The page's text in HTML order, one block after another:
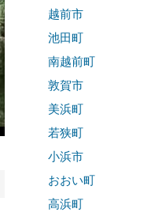
越前市
池田町
南越前町
敦賀市
美浜町
若狭町
小浜市
おおい町
高浜町